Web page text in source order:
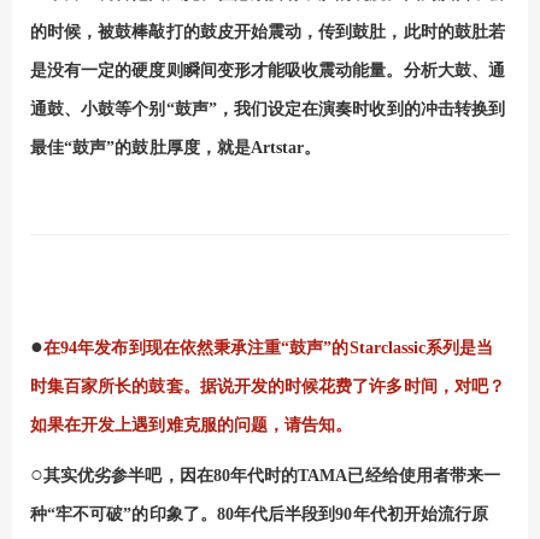
的时候，被鼓棒敲打的鼓皮开始震动，传到鼓肚，此时的鼓肚若
是没有一定的硬度则瞬间变形才能吸收震动能量。分析大鼓、通
通鼓、小鼓等个别“鼓声”，我们设定在演奏时收到的冲击转换到
最佳“鼓声”的鼓肚厚度，就是Artstar。
●在94年发布到现在依然秉承注重“鼓声”的Starclassic系列是当
时集百家所长的鼓套。据说开发的时候花费了许多时间，对吧？
如果在开发上遇到难克服的问题，请告知。
○其实优劣参半吧，因在80年代时的TAMA已经给使用者带来一
种“牢不可破”的印象了。 80年代后半段到90年代初开始流行原